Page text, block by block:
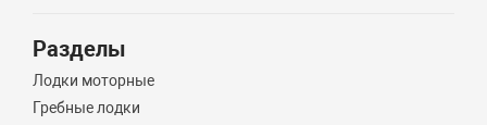
Разделы
Лодки моторные
Гребные лодки